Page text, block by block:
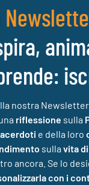
nostra
riflessione sulla
e della loro
sulla vita
ancora. Se lo
con i